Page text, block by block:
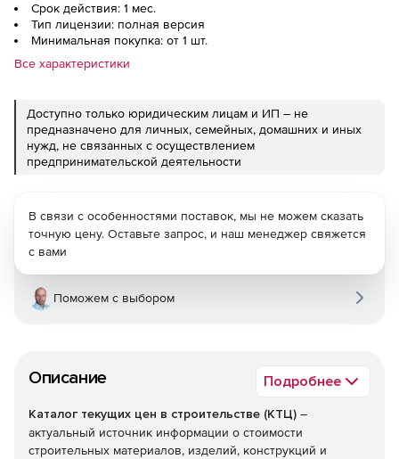
Срок действия: 1 мес.
Тип лицензии: полная версия
Минимальная покупка: от 1 шт.
Все характеристики
Доступно только юридическим лицам и ИП – не
предназначено для личных, семейных, домашних и иных
нужд, не связанных с осуществлением
предпринимательской деятельности
Описание Подробнее
Каталог текущих цен в строительстве (КТЦ) –
актуальный источник информации о стоимости
строительных материалов, изделий, конструкций и
В связи с особенностями поставок, мы не можем сказать
точную цену. Оставьте запрос, и наш менеджер свяжется
с вами
Поможем с выбором